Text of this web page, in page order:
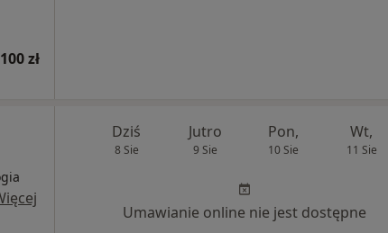
100 zł
Dziś
8 Sie
Jutro
9 Sie
Pon,
10 Sie
Wt,
11 Sie
Umawianie online nie jest dostępne